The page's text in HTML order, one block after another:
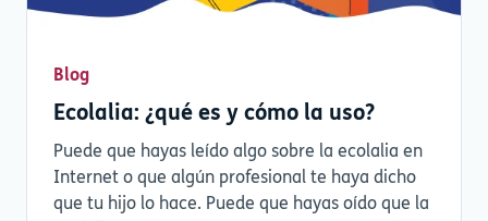
Blog
Ecolalia: ¿qué es y cómo la uso?
Puede que hayas leído algo sobre la ecolalia en
Internet o que algún profesional te haya dicho
que tu hijo lo hace. Puede que hayas oído que la